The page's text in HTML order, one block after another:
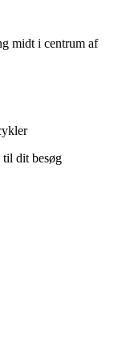
midt i centrum af
dit besøg